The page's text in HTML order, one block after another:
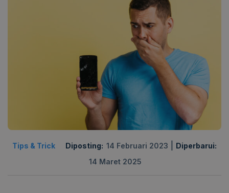
Tips & Trick Diposting: 14 Februari 2023
Diperbarui:
14 Maret 2025